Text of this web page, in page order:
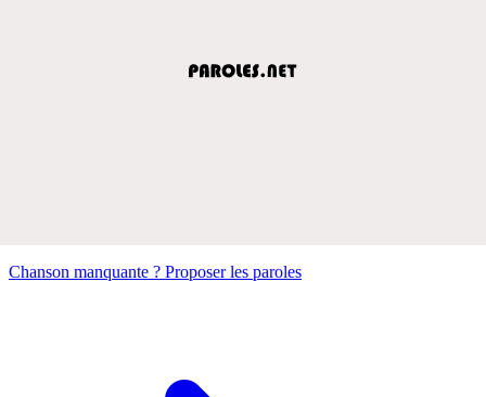
Chanson manquante ? Proposer les paroles